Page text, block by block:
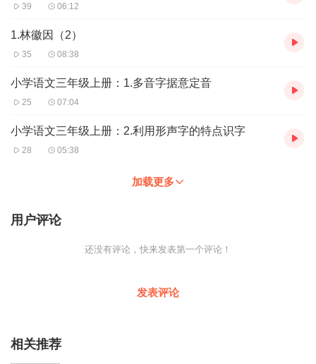
39 06:12
1.林徽因（2）
35 08:38
小学语文三年级上册：1.多音字据意定音
25 07:04
小学语文三年级上册：2.利用形声字的特点识字
28 05:38
加载更多
用户评论
还没有评论，快来发表第一个评论！
发表评论
相关推荐